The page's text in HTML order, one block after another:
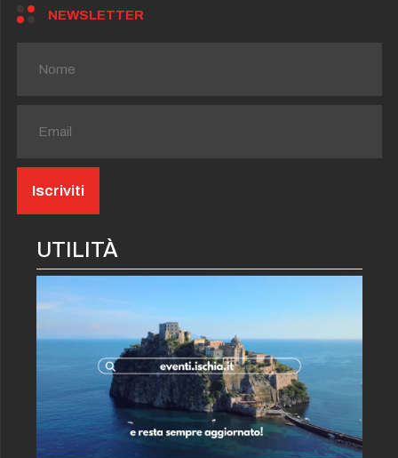
NEWSLETTER
UTILITÀ